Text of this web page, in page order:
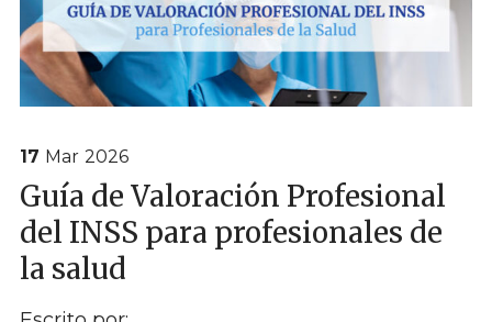
17 Mar 2026
Guía de Valoración Profesional
del INSS para profesionales de
la salud